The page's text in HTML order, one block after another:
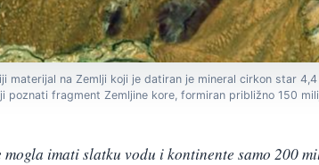
materijal na Zemlji koji je datiran je mineral cirkon star
poznati fragment Zemljine kore, formiran približno 150
mogla imati slatku vodu i kontinente samo 200